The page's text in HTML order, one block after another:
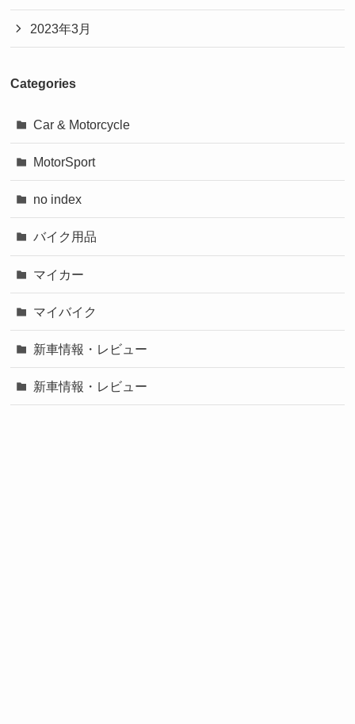
2023年3月
Categories
Car & Motorcycle
MotorSport
no index
バイク用品
マイカー
マイバイク
新車情報・レビュー
新車情報・レビュー